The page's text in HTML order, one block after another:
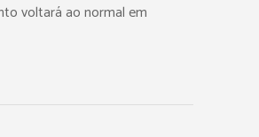
voltará ao normal em